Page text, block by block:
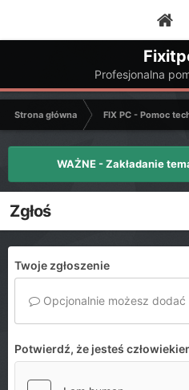
Profesjonalna
Strona główna FIX PC - Pomoc
WAŻNE - Zakładanie
Zgłoś
Twoje zgłoszenie
Opcjonalnie możesz
Potwierdź, że jesteś